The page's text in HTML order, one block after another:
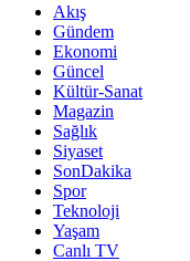
Akış
Gündem
Ekonomi
Güncel
Kültür-Sanat
Magazin
Sağlık
Siyaset
SonDakika
Spor
Teknoloji
Yaşam
Canlı TV